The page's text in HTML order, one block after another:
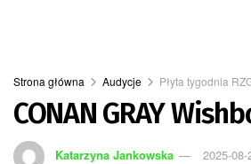
Strona główna Audycje Płyta tygodnia
CONAN GRAY
Katarzyna Jankowska 2025-08-